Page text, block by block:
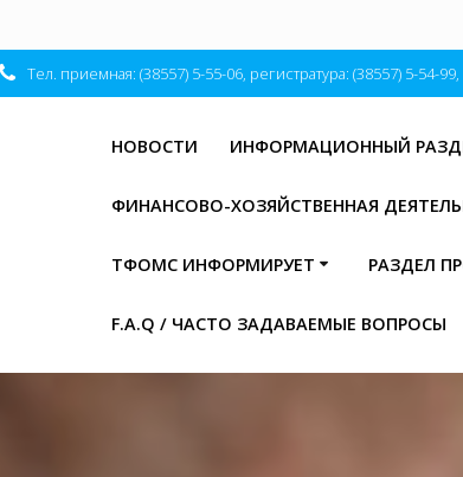
Тел. приемная: (38557) 5-55-06, регистратура: (38557) 5-54-99,
НОВОСТИ ИНФОРМАЦИОННЫЙ
ФИНАНСОВО-ХОЗЯЙСТВЕННАЯ
ТФОМС ИНФОРМИРУЕТ РАЗДЕЛ
F.A.Q / ЧАСТО ЗАДАВАЕМЫЕ ВОПРОСЫ